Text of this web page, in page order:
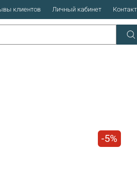
клиентов Личный кабинет
-5%